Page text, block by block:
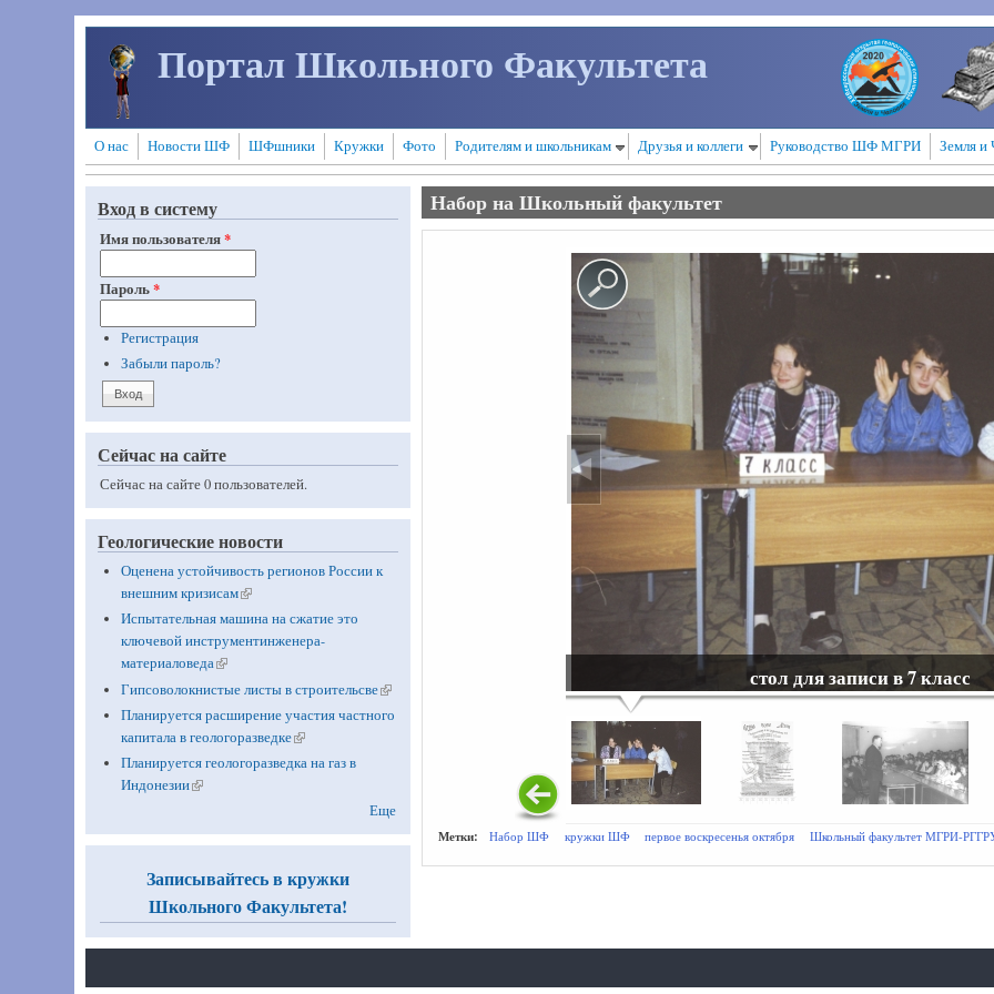
Перейти к основному содержанию
Портал Школьного Факультета
О нас Новости ШФ ШФшники Кружки Фото Родителям и школьникам Друзья и коллеги Руководство ШФ МГРИ Земля и
Вход в систему
Имя пользователя*
Пароль*
Регистрация
Забыли пароль?
Сейчас на сайте
Сейчас на сайте 0 пользователей.
Геологические новости
Оценена устойчивость регионов России к
внешним кризисам(link is external)
Испытательная машина на сжатие это
ключевой инструментинженера-
материаловеда(link is external)
Гипсоволокнистые листы в строительсве(link is
external)
Планируется расширение участия частного
капитала в геологоразведке(link is external)
Планируется геологоразведка на газ в
Индонезии(link is external)
Еще
Записывайтесь в кружки
Школьного Факультета!
Набор на Школьный факультет
стол для записи в 7 класс
Метки: Набор ШФ кружки ШФ первое воскресенья октября Школьный факультет МГРИ-